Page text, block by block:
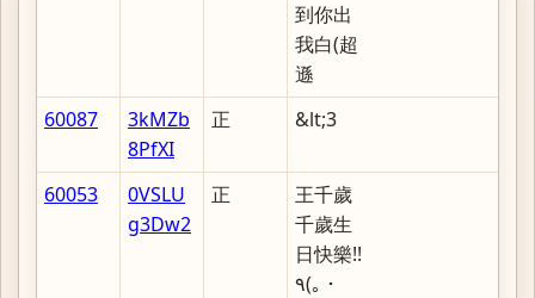
到你出
我白(超
遜
60087
3kMZb
8PfXI
正 &lt;3
60053
0VSLU
g3Dw2
正
王千歲
千歲生
日快樂!!
٩(｡・